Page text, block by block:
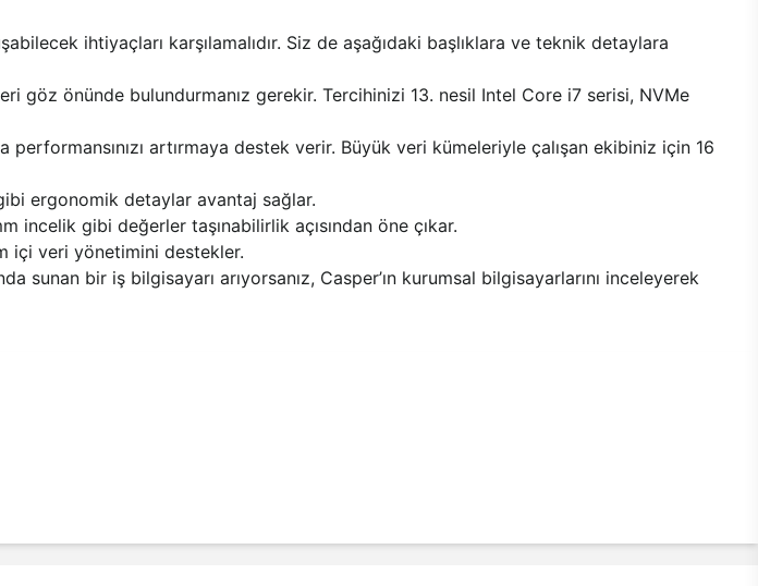
ihtiyaçları karşılamalıdır. Siz de aşağıdaki başlıklara ve teknik detaylara
göz önünde bulundurmanız gerekir. Tercihinizi 13. nesil Intel Core i7 serisi, NVMe
artırmaya destek verir. Büyük veri kümeleriyle çalışan ekibiniz için 16
ergonomik detaylar avantaj sağlar.
incelik gibi değerler taşınabilirlik açısından öne çıkar.
içi veri yönetimini destekler.
bir iş bilgisayarı arıyorsanız, Casper’ın kurumsal bilgisayarlarını inceleyerek